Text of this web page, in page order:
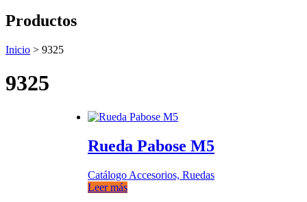
Productos
Inicio > 9325
9325
Rueda Pabose M5
Catálogo Accesorios, Ruedas
Leer más